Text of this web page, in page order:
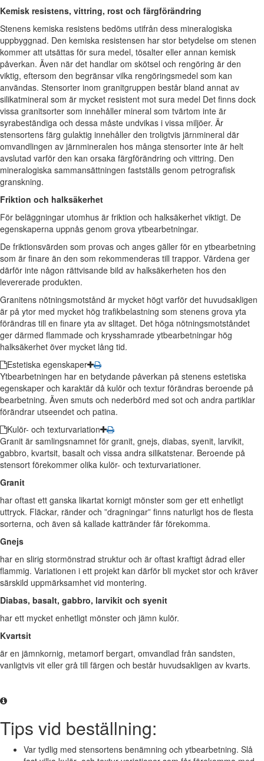
Kemisk resistens, vittring, rost och färgförändring
Stenens kemiska resistens bedöms utifrån dess mineralogiska
uppbyggnad. Den kemiska resistensen har stor betydelse om stenen
kommer att utsättas för sura medel, tösalter eller annan kemisk
påverkan. Även när det handlar om skötsel och rengöring är den
viktig, eftersom den begränsar vilka rengöringsmedel som kan
användas. Stensorter inom granitgruppen består bland annat av
silikatmineral som är mycket resistent mot sura medel Det finns dock
vissa granitsorter som innehåller mineral som tvärtom inte är
syrabeständiga och dessa måste undvikas i vissa miljöer. Är
stensortens färg gulaktig innehåller den troligtvis järnmineral där
omvandlingen av järnmineralen hos många stensorter inte är helt
avslutad varför den kan orsaka färgförändring och vittring. Den
mineralogiska sammansättningen fastställs genom petrografisk
granskning.
Friktion och halksäkerhet
För beläggningar utomhus är friktion och halksäkerhet viktigt. De
egenskaperna uppnås genom grova ytbearbetningar.
De friktionsvärden som provas och anges gäller för en ytbearbetning
som är finare än den som rekommenderas till trappor. Värdena ger
därför inte någon rättvisande bild av halksäkerheten hos den
levererade produkten.
Granitens nötningsmotstånd är mycket högt varför det huvudsakligen
är på ytor med mycket hög trafikbelastning som stenens grova yta
förändras till en finare yta av slitaget. Det höga nötningsmotståndet
ger därmed flammade och krysshamrade ytbearbetningar hög
halksäkerhet över mycket lång tid.
Estetiska egenskaper
Ytbearbetningen har en betydande påverkan på stenens estetiska
egenskaper och karaktär då kulör och textur förändras beroende på
bearbetning. Även smuts och nederbörd med sot och andra partiklar
förändrar utseendet och patina.
Kulör- och texturvariation
Granit är samlingsnamnet för granit, gnejs, diabas, syenit, larvikit,
gabbro, kvartsit, basalt och vissa andra silikatstenar. Beroende på
stensort förekommer olika kulör- och texturvariationer.
Granit
har oftast ett ganska likartat kornigt mönster som ger ett enhetligt
uttryck. Fläckar, ränder och ”dragningar” finns naturligt hos de flesta
sorterna, och även så kallade kattränder får förekomma.
Gnejs
har en slirig stormönstrad struktur och är oftast kraftigt ådrad eller
flammig. Variationen i ett projekt kan därför bli mycket stor och kräver
särskild uppmärksamhet vid montering.
Diabas, basalt, gabbro, larvikit och syenit
har ett mycket enhetligt mönster och jämn kulör.
Kvartsit
är en jämnkornig, metamorf bergart, omvandlad från sandsten,
vanligtvis vit eller grå till färgen och består huvudsakligen av kvarts.
Tips vid beställning:
Var tydlig med stensortens benämning och ytbearbetning. Slå